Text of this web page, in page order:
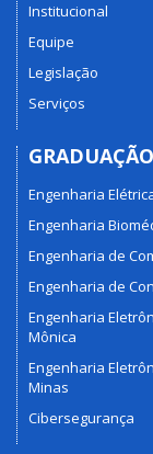
Institucional
Equipe
Legislação
Serviços
GRADUAÇÃO
Engenharia
Engenharia
Engenharia de
Engenharia de
Engenharia
Mônica
Engenharia
Minas
Cibersegurança